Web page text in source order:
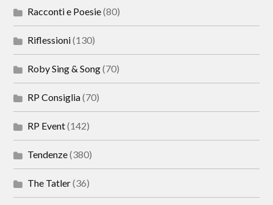
Racconti e Poesie(80)
Riflessioni(130)
Roby Sing & Song(70)
RP Consiglia(70)
RP Event(142)
Tendenze(380)
The Tatler(36)